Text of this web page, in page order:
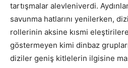
tartışmalar alevleniverdi.
savunma hatlarını yenilerken,
rollerinin aksine kısmi
göstermeyen kimi dinbaz
diziler geniş kitlelerin ilgisine